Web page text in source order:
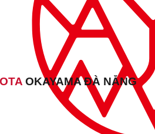
OKAYAMA ĐÀ NẴNG